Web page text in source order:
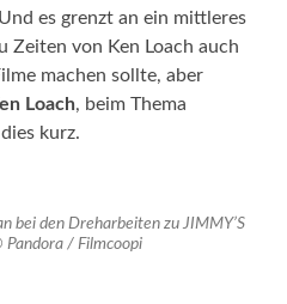
es grenzt an ein mittleres
Zeiten von Ken Loach auch
machen sollte, aber
Loach, beim Thema
kurz.
bei den Dreharbeiten zu JIMMY’S
/ Filmcoopi